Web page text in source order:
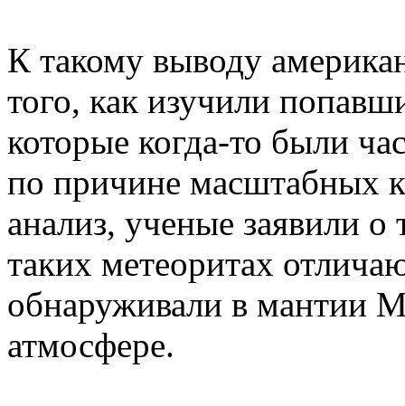
К такому выводу
того, как изучили
которые когда-то были
по причине масштабных
анализ, ученые заявили
таких метеоритах
обнаруживали в мантии
атмосфере.